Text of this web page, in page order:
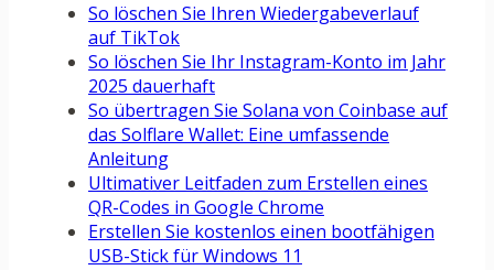
So löschen Sie Ihren Wiedergabeverlauf
auf TikTok
So löschen Sie Ihr Instagram-Konto im Jahr
2025 dauerhaft
So übertragen Sie Solana von Coinbase auf
das Solflare Wallet: Eine umfassende
Anleitung
Ultimativer Leitfaden zum Erstellen eines
QR-Codes in Google Chrome
Erstellen Sie kostenlos einen bootfähigen
USB-Stick für Windows 11